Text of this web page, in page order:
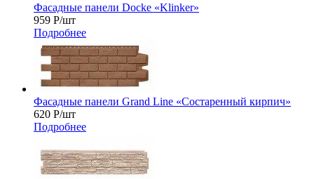
Фасадные панели Docke «Klinker»
959 Р/шт
Подробнее
Фасадные панели Grand Line «Состаренный кирпич»
620 Р/шт
Подробнее